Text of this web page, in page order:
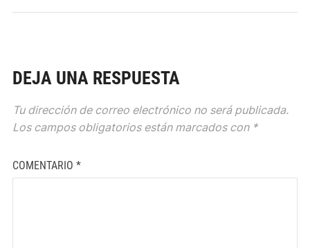
DEJA UNA RESPUESTA
Tu dirección de correo electrónico no será publicada.
Los campos obligatorios están marcados con *
COMENTARIO *